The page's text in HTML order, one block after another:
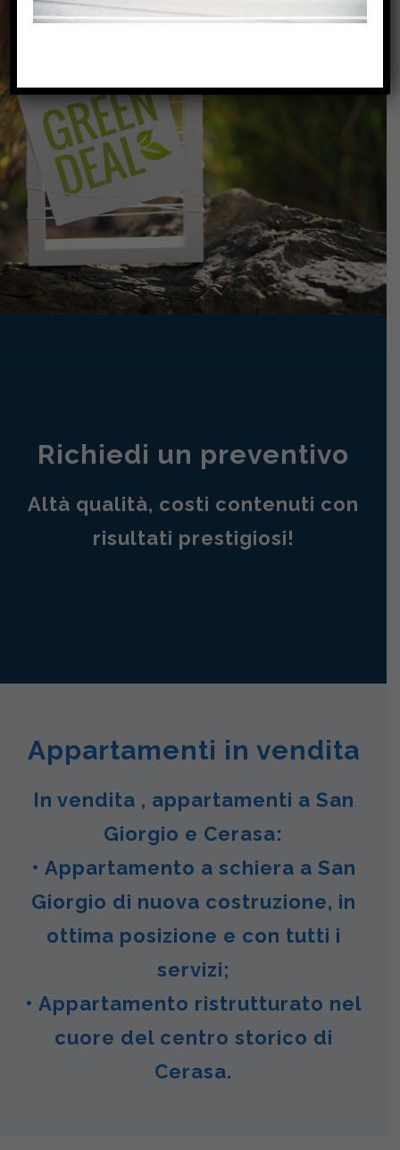
Richiedi un preventivo
Altà qualità, costi contenuti con
risultati prestigiosi!
Appartamenti in vendita
In vendita , appartamenti a San
Giorgio e Cerasa:
• Appartamento a schiera a San
Giorgio di nuova costruzione, in
ottima posizione e con tutti i
servizi;
• Appartamento ristrutturato nel
cuore del centro storico di
Cerasa.